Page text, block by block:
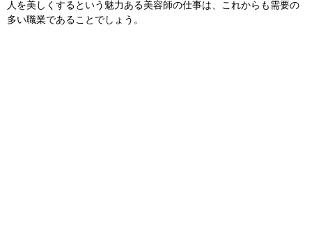
人を美しくするという魅力ある美容師の仕事は、これからも需要の
多い職業であることでしょう。